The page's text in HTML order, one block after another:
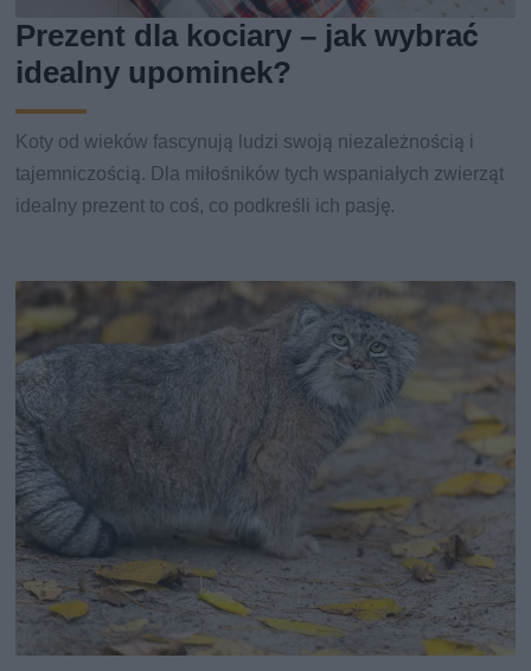
Prezent dla kociary – jak wybrać
idealny upominek?
Koty od wieków fascynują ludzi swoją niezależnością i
tajemniczością. Dla miłośników tych wspaniałych zwierząt
idealny prezent to coś, co podkreśli ich pasję.